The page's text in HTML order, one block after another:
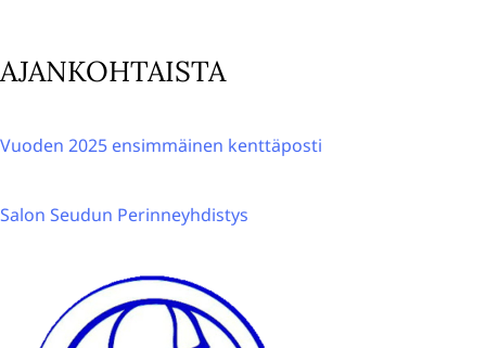
i
AJANKOHTAISTA
Vuoden 2025 ensimmäinen kenttäposti
Salon Seudun Perinneyhdistys